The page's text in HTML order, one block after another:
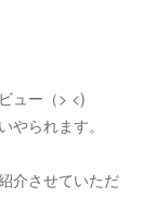
ュー（> <)
やられます。
介させていただ